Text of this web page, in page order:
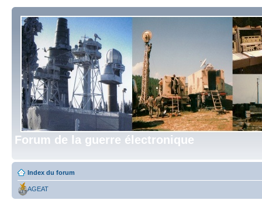
Forum de la guerre électronique
Index du forum
AGEAT